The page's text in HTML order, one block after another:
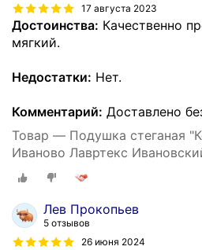
17 августа 2023
Достоинства: Качественно
мягкий.
Недостатки: Нет.
Комментарий: Доставлено
Товар — Подушка стеганая
Иваново Лавртекс
(микрофайбер) ультра-степ
Лев Прокопьев
5 отзывов
26 июня 2024